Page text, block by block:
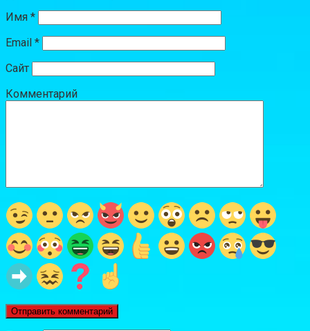
Имя *
Email *
Сайт
Комментарий